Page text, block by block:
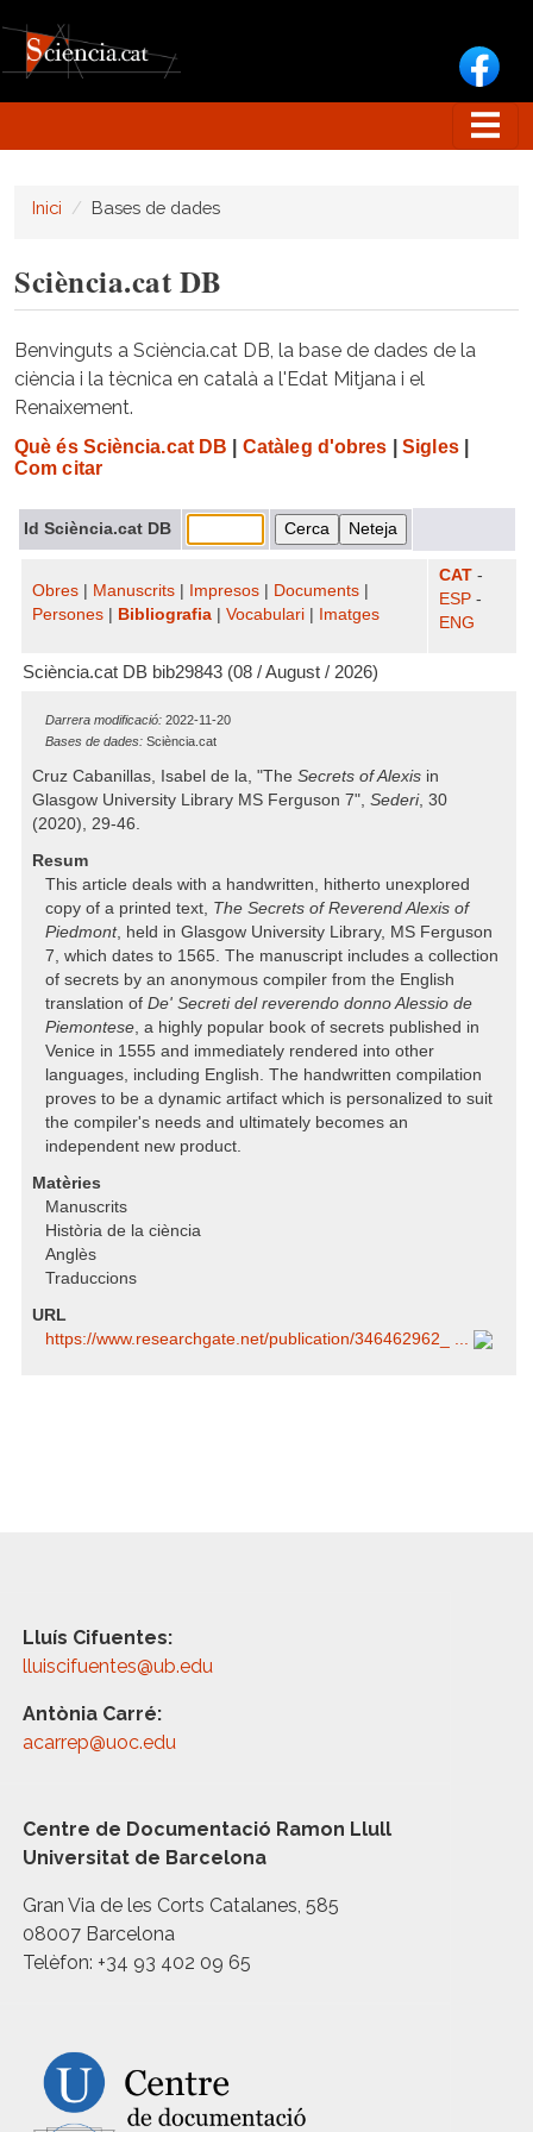
Inici Bases de dades
Sciència.cat DB
Benvinguts a Sciència.cat DB, la base de dades de la
ciència i la tècnica en català a l'Edat Mitjana i el
Renaixement.
Què és Sciència.cat DB Catàleg d'obres Sigles|
Com citar
Id Sciència.cat DB
Obres Manuscrits Impresos Documents
Persones
Bibliografia Vocabulari Imatges
CAT -
ESP -
ENG
Sciència.cat DB bib29843 (08 / August / 2026)
Darrera modificació: 2022-11-20
Bases de dades: Sciència.cat
Cruz Cabanillas, Isabel de la, "The Secrets of Alexis in
Glasgow University Library MS Ferguson 7", Sederi, 30
(2020), 29-46.
Resum
This article deals with a handwritten, hitherto unexplored
copy of a printed text, The Secrets of Reverend Alexis of
Piedmont, held in Glasgow University Library, MS Ferguson
7, which dates to 1565. The manuscript includes a collection
of secrets by an anonymous compiler from the English
translation of De' Secreti del reverendo donno Alessio de
Piemontese, a highly popular book of secrets published in
Venice in 1555 and immediately rendered into other
languages, including English. The handwritten compilation
proves to be a dynamic artifact which is personalized to suit
the compiler's needs and ultimately becomes an
independent new product.
Matèries
Manuscrits
Història de la ciència
Anglès
Traduccions
URL
https:/​/​www.researchgate.net/​publication/​346462962_ ...
Lluís Cifuentes:
lluiscifuentes@ub.edu
Antònia Carré:
acarrep@uoc.edu
Centre de Documentació Ramon Llull
Universitat de Barcelona
Gran Via de les Corts Catalanes, 585
08007 Barcelona
Telèfon: +34 93 402 09 65